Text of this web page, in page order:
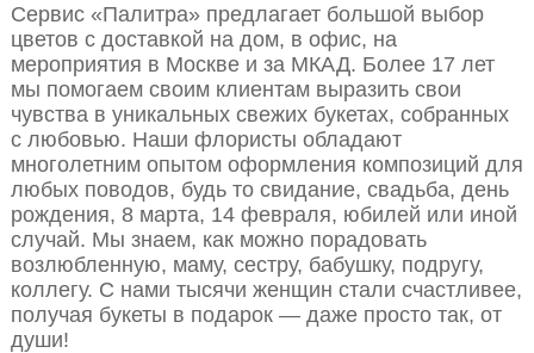
Сервис «Палитра» предлагает большой выбор
цветов с доставкой на дом, в офис, на
мероприятия в Москве и за МКАД. Более 17 лет
мы помогаем своим клиентам выразить свои
чувства в уникальных свежих букетах, собранных
с любовью. Наши флористы обладают
многолетним опытом оформления композиций для
любых поводов, будь то свидание, свадьба, день
рождения, 8 марта, 14 февраля, юбилей или иной
случай. Мы знаем, как можно порадовать
возлюбленную, маму, сестру, бабушку, подругу,
коллегу. С нами тысячи женщин стали счастливее,
получая букеты в подарок — даже просто так, от
души!